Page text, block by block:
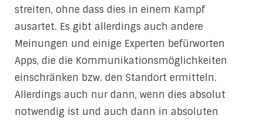
streiten, ohne dass dies in einem Kampf
ausartet. Es gibt allerdings auch andere
Meinungen und einige Experten befürworten
Apps, die die Kommunikationsmöglichkeiten
einschränken bzw. den Standort ermitteln.
Allerdings auch nur dann, wenn dies absolut
notwendig ist und auch dann in absoluten